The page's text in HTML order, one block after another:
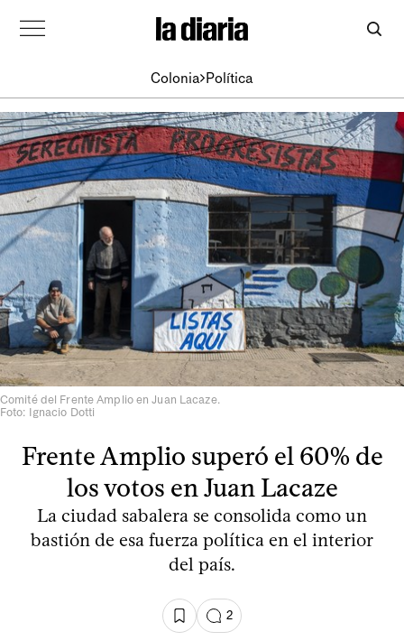
Colonia Política
Comité del Frente Amplio en Juan Lacaze.
Foto: Ignacio Dotti
Frente Amplio superó el 60% de
los votos en Juan Lacaze
La ciudad sabalera se consolida como un
bastión de esa fuerza política en el interior
del país.
2